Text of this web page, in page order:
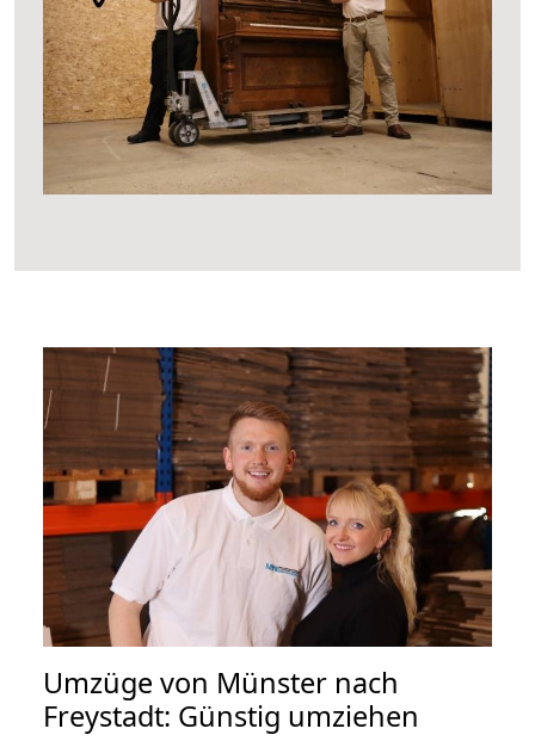
Umzüge von Münster nach
Freystadt: Günstig umziehen